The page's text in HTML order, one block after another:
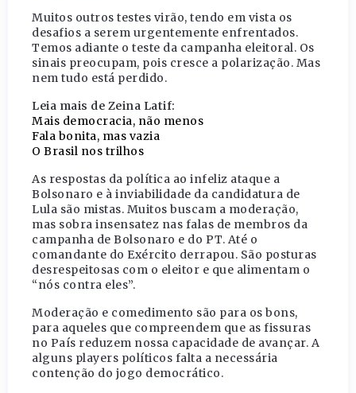
Muitos outros testes virão, tendo em vista os
desafios a serem urgentemente enfrentados.
Temos adiante o teste da campanha eleitoral. Os
sinais preocupam, pois cresce a polarização. Mas
nem tudo está perdido.
Leia mais de Zeina Latif:
Mais democracia, não menos
Fala bonita, mas vazia
O Brasil nos trilhos
As respostas da política ao infeliz ataque a
Bolsonaro e à inviabilidade da candidatura de
Lula são mistas. Muitos buscam a moderação,
mas sobra insensatez nas falas de membros da
campanha de Bolsonaro e do PT. Até o
comandante do Exército derrapou. São posturas
desrespeitosas com o eleitor e que alimentam o
“nós contra eles”.
Moderação e comedimento são para os bons,
para aqueles que compreendem que as fissuras
no País reduzem nossa capacidade de avançar. A
alguns players políticos falta a necessária
contenção do jogo democrático.